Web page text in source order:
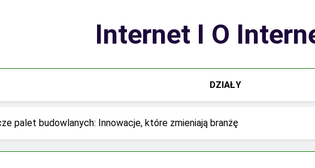
Internet I O
DZIAŁY
palet budowlanych: Innowacje, które zmieniają branżę